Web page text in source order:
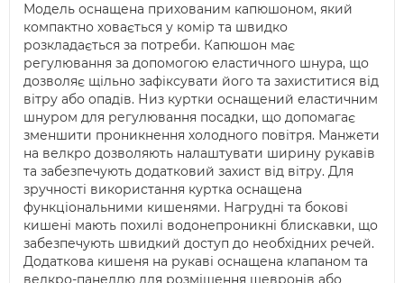
Модель оснащена прихованим капюшоном, який
компактно ховається у комір та швидко
розкладається за потреби. Капюшон має
регулювання за допомогою еластичного шнура, що
дозволяє щільно зафіксувати його та захиститися від
вітру або опадів. Низ куртки оснащений еластичним
шнуром для регулювання посадки, що допомагає
зменшити проникнення холодного повітря. Манжети
на велкро дозволяють налаштувати ширину рукавів
та забезпечують додатковий захист від вітру. Для
зручності використання куртка оснащена
функціональними кишенями. Нагрудні та бокові
кишені мають похилі водонепроникні блискавки, що
забезпечують швидкий доступ до необхідних речей.
Додаткова кишеня на рукаві оснащена клапаном та